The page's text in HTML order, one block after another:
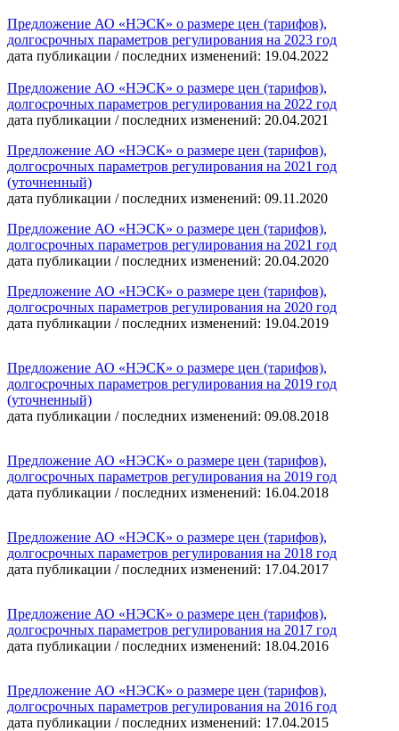
Предложение АО «НЭСК» о размере цен (тарифов),
долгосрочных параметров регулирования на 2023 год
дата публикации / последних изменений: 19.04.2022
Предложение АО «НЭСК» о размере цен (тарифов),
долгосрочных параметров регулирования на 2022 год
дата публикации / последних изменений: 20.04.2021
Предложение АО «НЭСК» о размере цен (тарифов),
долгосрочных параметров регулирования на 2021 год
(уточненный)
дата публикации / последних изменений: 09.11.2020
Предложение АО «НЭСК» о размере цен (тарифов),
долгосрочных параметров регулирования на 2021 год
дата публикации / последних изменений: 20.04.2020
Предложение АО «НЭСК» о размере цен (тарифов),
долгосрочных параметров регулирования на 2020 год
дата публикации / последних изменений: 19.04.2019
Предложение АО «НЭСК» о размере цен (тарифов),
долгосрочных параметров регулирования на 2019 год
(уточненный)
дата публикации / последних изменений: 09.08.2018
Предложение АО «НЭСК» о размере цен (тарифов),
долгосрочных параметров регулирования на 2019 год
дата публикации / последних изменений: 16.04.2018
Предложение АО «НЭСК» о размере цен (тарифов),
долгосрочных параметров регулирования на 2018 год
дата публикации / последних изменений: 17.04.2017
Предложение АО «НЭСК» о размере цен (тарифов),
долгосрочных параметров регулирования на 2017 год
дата публикации / последних изменений: 18.04.2016
Предложение АО «НЭСК» о размере цен (тарифов),
долгосрочных параметров регулирования на 2016 год
дата публикации / последних изменений: 17.04.2015